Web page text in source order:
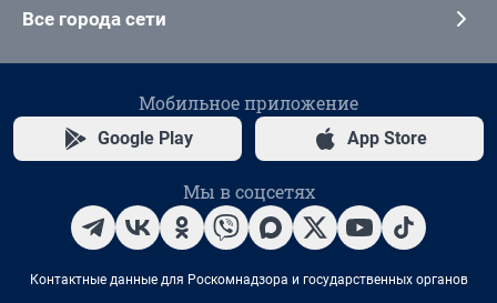
Все города сети
Мобильное приложение
Google Play App Store
Мы в соцсетях
Контактные данные для Роскомнадзора и государственных органов